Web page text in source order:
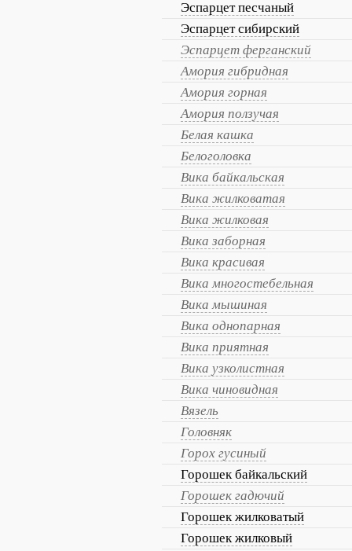
Эспарцет песчаный
Эспарцет сибирский
Эспарцет ферганский
Амория гибридная
Амория горная
Амория ползучая
Белая кашка
Белоголовка
Вика байкальская
Вика жилковатая
Вика жилковая
Вика заборная
Вика красивая
Вика многостебельная
Вика мышиная
Вика однопарная
Вика приятная
Вика узколистная
Вика чиновидная
Вязель
Головняк
Горох гусиный
Горошек байкальский
Горошек гадючий
Горошек жилковатый
Горошек жилковый